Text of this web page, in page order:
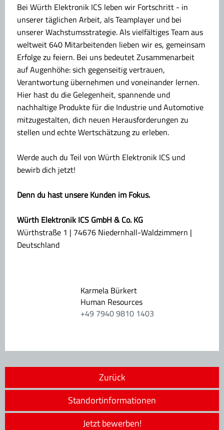
Bei Würth Elektronik ICS leben wir Fortschritt - in
unserer täglichen Arbeit, als Teamplayer und bei
unserer Wachstumsstrategie. Als vielfältiges Team aus
weltweit 640 Mitarbeitenden lieben wir es, gemeinsam
Erfolge zu feiern. Bei uns bedeutet Zusammenarbeit
auf Augenhöhe: sich gegenseitig vertrauen,
Verantwortung übernehmen und voneinander lernen.
Hier hast du die Gelegenheit, spannende und
nachhaltige Produkte für die Industrie und Automotive
mitzugestalten, dich neuen Herausforderungen zu
stellen und echte Wertschätzung zu erleben.
Werde auch du Teil von Würth Elektronik ICS und
bewirb dich jetzt!
Denn du hast unsere Kunden im Fokus.
Würth Elektronik ICS GmbH & Co. KG
Würthstraße 1 | 74676 Niedernhall-Waldzimmern |
Deutschland
Karmela Bürkert
Human Resources
+49 7940 9810 1403
Standortinformationen
Zurück
Jetzt bewerben!